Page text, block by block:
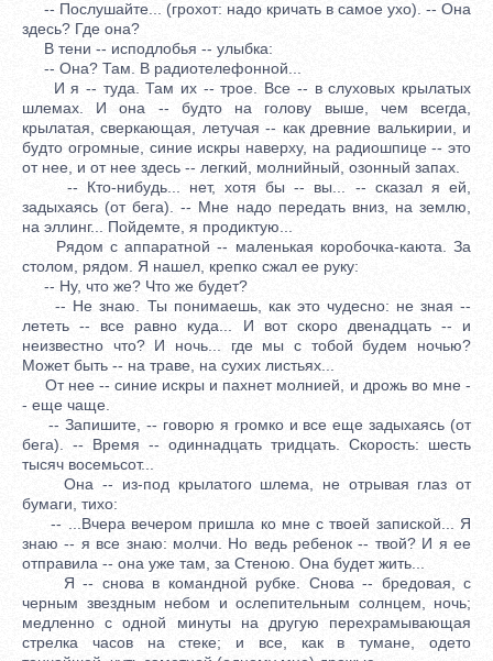
-- Послушайте... (грохот: надо кричать в самое ухо). -- Она
здесь? Где она?
В тени -- исподлобья -- улыбка:
-- Она? Там. В радиотелефонной...
И я -- туда. Там их -- трое. Все -- в слуховых крылатых
шлемах. И она -- будто на голову выше, чем всегда,
крылатая, сверкающая, летучая -- как древние валькирии, и
будто огромные, синие искры наверху, на радиошпице -- это
от нее, и от нее здесь -- легкий, молнийный, озонный запах.
-- Кто-нибудь... нет, хотя бы -- вы... -- сказал я ей,
задыхаясь (от бега). -- Мне надо передать вниз, на землю,
на эллинг... Пойдемте, я продиктую...
Рядом с аппаратной -- маленькая коробочка-каюта. За
столом, рядом. Я нашел, крепко сжал ее руку:
-- Ну, что же? Что же будет?
-- Не знаю. Ты понимаешь, как это чудесно: не зная --
лететь -- все равно куда... И вот скоро двенадцать -- и
неизвестно что? И ночь... где мы с тобой будем ночью?
Может быть -- на траве, на сухих листьях...
От нее -- синие искры и пахнет молнией, и дрожь во мне -
- еще чаще.
-- Запишите, -- говорю я громко и все еще задыхаясь (от
бега). -- Время -- одиннадцать тридцать. Скорость: шесть
тысяч восемьсот...
Она -- из-под крылатого шлема, не отрывая глаз от
бумаги, тихо:
-- ...Вчера вечером пришла ко мне с твоей запиской... Я
знаю -- я все знаю: молчи. Но ведь ребенок -- твой? И я ее
отправила -- она уже там, за Стеною. Она будет жить...
Я -- снова в командной рубке. Снова -- бредовая, с
черным звездным небом и ослепительным солнцем, ночь;
медленно с одной минуты на другую перехрамывающая
стрелка часов на стеке; и все, как в тумане, одето